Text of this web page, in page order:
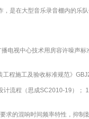
是在大型音乐录音棚内的乐
电视中心技术用房容许噪声
工程施工及验收标准规范》
流程（思成SC2010-19）；
求的混响时间频率特性，抑